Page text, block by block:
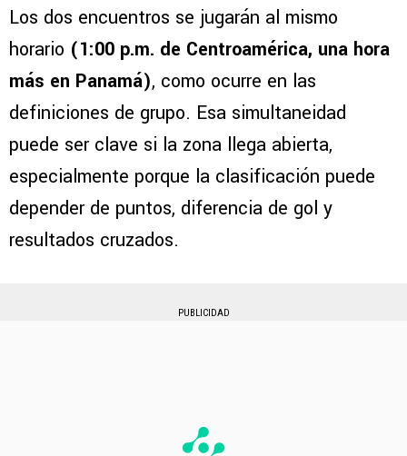
Los dos encuentros se jugarán al mismo
horario (1:00 p.m. de Centroamérica, una hora
más en Panamá), como ocurre en las
definiciones de grupo. Esa simultaneidad
puede ser clave si la zona llega abierta,
especialmente porque la clasificación puede
depender de puntos, diferencia de gol y
resultados cruzados.
PUBLICIDAD